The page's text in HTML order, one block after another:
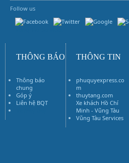
Follow us
THÔNG BÁO
Thông báo
chung
Góp ý
Liên hệ BQT
THÔNG TIN
phuquyexpress.co
m
thuytang.com
Xe khách Hồ Chí
Minh - Vũng Tàu
Vũng Tàu Services